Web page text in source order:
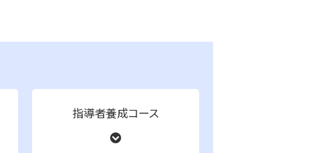
指導者養成コース